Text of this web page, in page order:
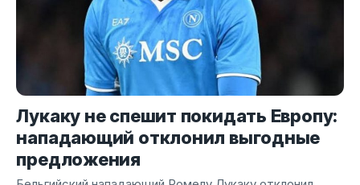
Лукаку не спешит покидать Европу:
нападающий отклонил выгодные
предложения